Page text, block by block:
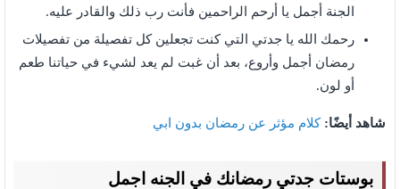
الجنة أجمل يا أرحم الراحمين فأنت رب ذلك والقادر عليه.
رحمك الله يا جدتي التي كنت تجعلين كل تفصيلة من تفصيلات
رمضان أجمل وأروع، بعد أن غبت لم يعد لشيء في حياتنا طعم
أو لون.
شاهد أيضًا:كلام مؤثر عن رمضان بدون ابي
بوستات جدتي رمضانك في الجنه اجمل